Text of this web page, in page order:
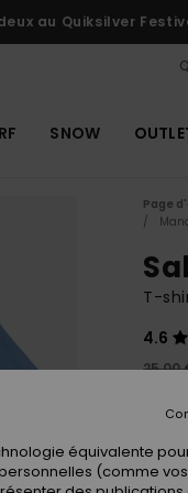
au Quiksilver
SNOW
Page
T-
4.6
25,00
équivalente
(comme